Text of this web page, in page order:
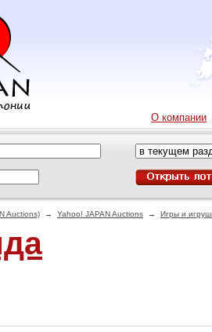
О компании
Auctions) → Yahoo! JAPAN Auctions → Игры и